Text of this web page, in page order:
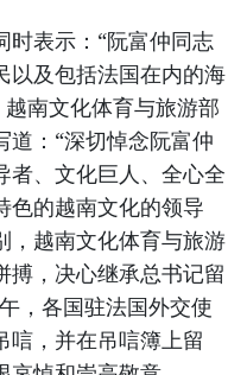
时表示：“阮富仲同志
以及包括法国在内的海
南文化体育与旅游部
道：“深切悼念阮富仲
者、文化巨人、全心全
色的越南文化的领导
，越南文化体育与旅游
搏，决心继承总书记留
，各国驻法国外交使
唁，并在吊唁簿上留